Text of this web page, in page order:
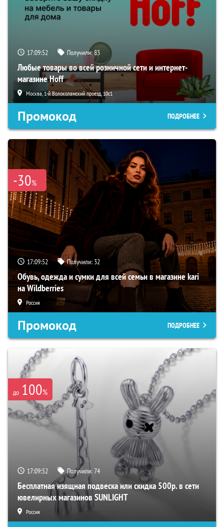
17:09:51 Получили:83
Любые товары во всей розничной сети и интернет-
магазине Hoff
Москва, 1-й Волоколамский проезд, 10с1
Промокод ПОДРОБНЕЕ
-30%
17:09:51 Получили: 32
Обувь, одежда и сумки для всей семьи в магазине kari
на Wildberries
Россия
Промокод ПОДРОБНЕЕ
до 100%
17:09:51 Получили:74
Бесплатная изящная подвеска или скидка 500р. в сети
ювелирных магазинов SUNLIGHT
Россия